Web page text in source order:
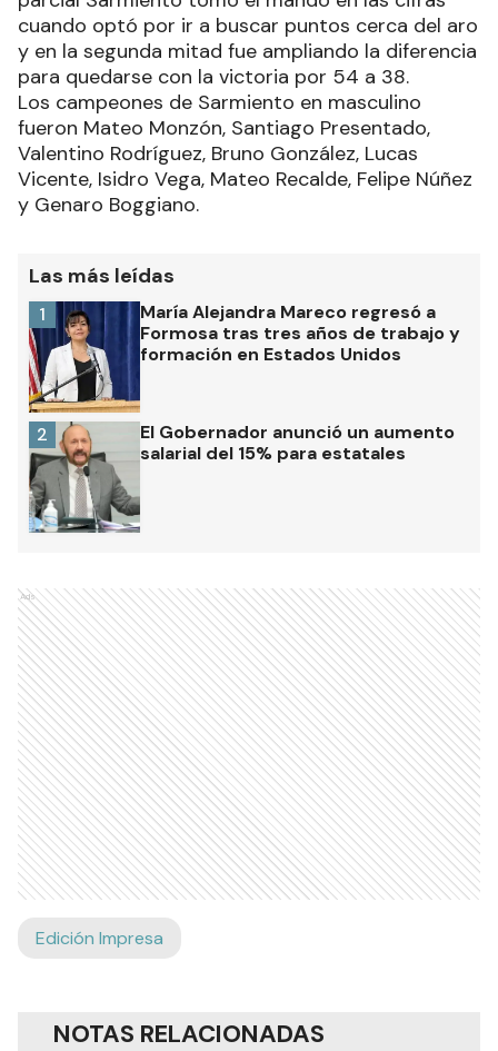
cuando optó por ir a buscar puntos cerca del aro
y en la segunda mitad fue ampliando la diferencia
para quedarse con la victoria por 54 a 38.
Los campeones de Sarmiento en masculino
fueron Mateo Monzón, Santiago Presentado,
Valentino Rodríguez, Bruno González, Lucas
Vicente, Isidro Vega, Mateo Recalde, Felipe Núñez
y Genaro Boggiano.
Las más leídas
María Alejandra Mareco regresó a
Formosa tras tres años de trabajo y
formación en Estados Unidos
1
El Gobernador anunció un aumento
salarial del 15% para estatales
2
Ads
Edición Impresa
NOTAS RELACIONADAS